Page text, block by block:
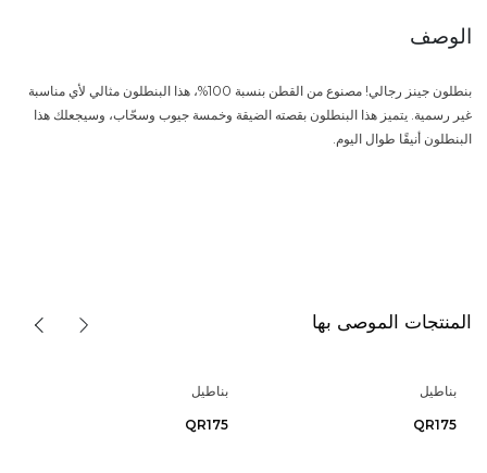
الوصف
بنطلون جينز رجالي! مصنوع من القطن بنسبة 100%، هذا البنطلون مثالي لأي مناسبة
غير رسمية. يتميز هذا البنطلون بقصته الضيقة وخمسة جيوب وسحّاب، وسيجعلك هذا
البنطلون أنيقًا طوال اليوم.
المنتجات الموصى بها
بناطيل
QR175
بناطيل
QR175